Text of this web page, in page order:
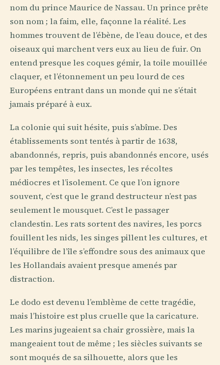
nom du prince Maurice de Nassau. Un prince prête
son nom ; la faim, elle, façonne la réalité. Les
hommes trouvent de l’ébène, de l’eau douce, et des
oiseaux qui marchent vers eux au lieu de fuir. On
entend presque les coques gémir, la toile mouillée
claquer, et l’étonnement un peu lourd de ces
Européens entrant dans un monde qui ne s’était
jamais préparé à eux.
La colonie qui suit hésite, puis s’abîme. Des
établissements sont tentés à partir de 1638,
abandonnés, repris, puis abandonnés encore, usés
par les tempêtes, les insectes, les récoltes
médiocres et l’isolement. Ce que l’on ignore
souvent, c’est que le grand destructeur n’est pas
seulement le mousquet. C’est le passager
clandestin. Les rats sortent des navires, les porcs
fouillent les nids, les singes pillent les cultures, et
l’équilibre de l’île s’effondre sous des animaux que
les Hollandais avaient presque amenés par
distraction.
Le dodo est devenu l’emblème de cette tragédie,
mais l’histoire est plus cruelle que la caricature.
Les marins jugeaient sa chair grossière, mais la
mangeaient tout de même ; les siècles suivants se
sont moqués de sa silhouette, alors que les